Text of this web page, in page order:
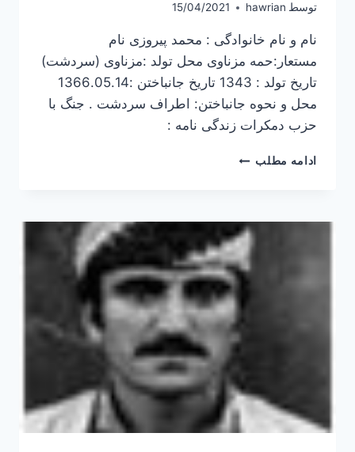
توسط hawrian
15/04/2021
نام و نام خانوادگی : محمد پیروزی نام
مستعار:حمه مزناوی محل تولد :مزناوی (سردشت)
تاریخ تولد : 1343 تاریخ جانباختن :1366.05.14
محل و نحوه جانباختن: اطراف سردشت . جنگ با
حزب دمکرات زندگی نامه :
ادامه مطلب محمد